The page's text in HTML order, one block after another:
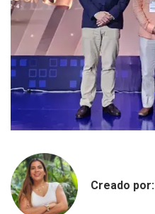
Creado por: